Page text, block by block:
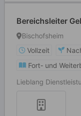
Bereichsleiter
Bischofsheim
Vollzeit
Fort- und
Lieblang